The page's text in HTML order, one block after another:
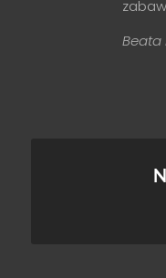
Beata